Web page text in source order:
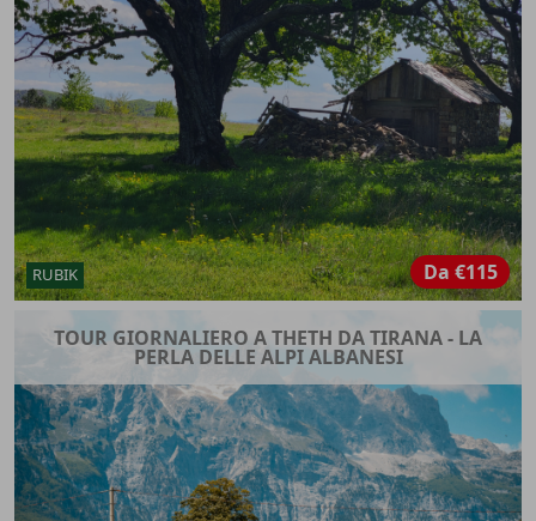
RUBIK Da €115
TOUR GIORNALIERO A THETH DA TIRANA - LA
PERLA DELLE ALPI ALBANESI